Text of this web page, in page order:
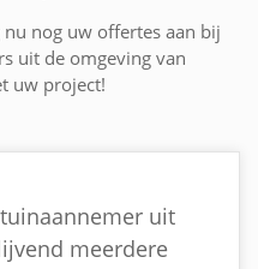
nog uw offertes aan bij
uit de omgeving van
uw project!
uit
meerdere